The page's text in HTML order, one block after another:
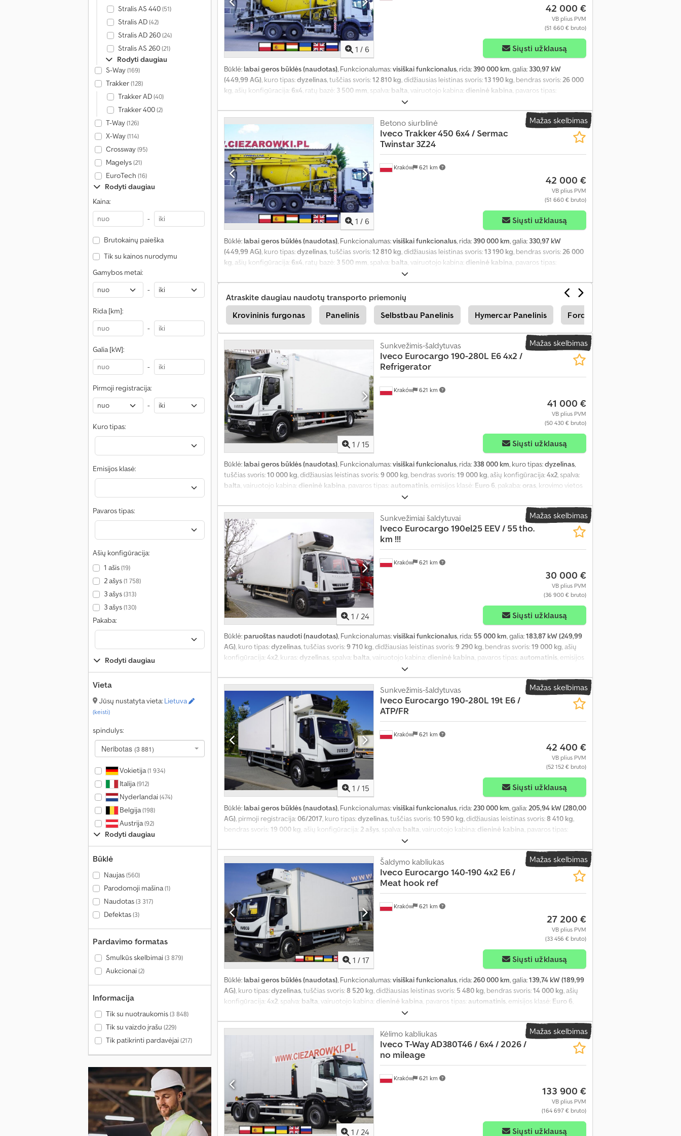
Stralis AS 440(51)
Stralis AD(42)
Stralis AD 260(24)
Stralis AS 260(21)
Rodyti daugiau
S-Way(169)
Trakker(128)
Trakker AD(40)
Trakker 400(2)
T-Way(126)
X-Way(114)
Crossway(95)
Magelys(21)
EuroTech (16)
Rodyti daugiau
Kaina:
-
Brutokainų paieška
Tik su kainos nurodymu
Gamybos metai:
-
Rida [km]:
-
Galia [kW]:
-
Pirmoji registracija:
-
Kuro tipas:
Emisijos klasė:
Pavaros tipas:
Ašių konfigūracija:
1 ašis(19)
2 ašys(1 758)
3 ašys(313)
3 ašys(130)
Pakaba:
Rodyti daugiau
Vieta
Jūsų nustatyta vieta: Lietuva
(keisti)
spindulys:
Neribotas (3 881)
Vokietija(1 934)
Italija(912)
Nyderlandai(474)
Belgija(198)
Austrija(92)
Rodyti daugiau
Būklė
Naujas(560)
Parodomoji mašina(1)
Naudotas(3 317)
Defektas(3)
Pardavimo formatas
Smulkūs skelbimai(3 879)
Aukcionai(2)
Informacija
Tik su nuotraukomis(3 848)
Tik su vaizdo įrašu (229)
Tik patikrinti pardavėjai(217)
1 / 6
42 000 €
VB plius PVM
(51 660 € bruto)
Siųsti užklausą
Būklė: labai geros būklės (naudotas), Funkcionalumas:visiškai funkcionalus, rida: 390 000 km, galia: 330,97 kW
(449,99 AG), kuro tipas:dyzelinas, tuščias svoris:12 810 kg, didžiausias leistinas svoris:13 190 kg, bendras svoris:26 000
kg, ašių konfigūracija: 6x4, ratų bazė: 3 500 mm, spalva: balta, vairuotojo kabina: dieninė kabina, pavaros tipas:
, Įranga:AdBlue, Tachografas, diferencialo užraktas, kruizo
kontrolė, oro kondicionavimas,
Mažas skelbimas
1 / 6
Kraków 621 km
Betono siurblinė
IvecoTrakker 450 6x4 / Sermac
Twinstar 3Z24
42 000 €
VB plius PVM
(51 660 € bruto)
Siųsti užklausą
Būklė: labai geros būklės (naudotas), Funkcionalumas:visiškai funkcionalus, rida: 390 000 km, galia: 330,97 kW
(449,99 AG), kuro tipas:dyzelinas, tuščias svoris:12 810 kg, didžiausias leistinas svoris:13 190 kg, bendras svoris:26 000
kg, ašių konfigūracija: 6x4, ratų bazė: 3 500 mm, spalva: balta, vairuotojo kabina: dieninė kabina, pavaros tipas:
, Įranga:AdBlue, Tachografas, diferencialo užraktas, kruizo
kontrolė, oro kondicionavimas,
Atraskite daugiau naudotų transporto priemonių
Krovininis furgonas
Panelinis Selbstbau Panelinis Hymercar Panelinis Ford Transit Connect
Renault D Sunkvežimiai
Mažas skelbimas
1 / 15
Kraków 621 km
Sunkvežimis-šaldytuvas
Iveco Eurocargo 190-280L E6 4x2 /
Refrigerator
41 000 €
VB plius PVM
(50 430 € bruto)
Siųsti užklausą
Būklė: labai geros būklės (naudotas), Funkcionalumas:visiškai funkcionalus, rida: 338 000 km, kuro tipas:dyzelinas,
tuščias svoris:10 000 kg, didžiausias leistinas svoris:9 000 kg, bendras svoris:19 000 kg, ašių konfigūracija:4x2, spalva:
balta, vairuotojo kabina: dieninė kabina, pavaros tipas: automatinis, emisijos klasė: Euro 6, pakaba: oras, krovimo vietos
, krovos erdvės aukštis:
kompiuteris, kruizo kontrolė, navigacijos sistema, oro kondicionavimas, visų varančiųjų ratų pavara,
Mažas skelbimas
1 / 24
Kraków 621 km
Sunkvežimiai šaldytuvai
Iveco Eurocargo 190el25 EEV / 55 tho.
km !!!
30 000 €
VB plius PVM
(36 900 € bruto)
Siųsti užklausą
Būklė: paruoštas naudoti (naudotas), Funkcionalumas:visiškai funkcionalus, rida: 55 000 km, galia:183,87 kW (249,99
AG), kuro tipas:dyzelinas, tuščias svoris:9 710 kg, didžiausias leistinas svoris:9 290 kg, bendras svoris:19 000 kg, ašių
konfigūracija:4x2, kuras: dyzelinas, spalva: balta, vairuotojo kabina: dieninė kabina, pavaros tipas: automatinis, emisijos
8 710 mm, krovinių skyriaus plotis:
2 400 mm, Gamybos metai:2013,
Mažas skelbimas
1 / 15
Kraków 621 km
Sunkvežimis-šaldytuvas
Iveco Eurocargo 190-280L 19t E6 /
ATP/FR
42 400 €
VB plius PVM
(52 152 € bruto)
Siųsti užklausą
Būklė: labai geros būklės (naudotas), Funkcionalumas:visiškai funkcionalus, rida:230 000 km, galia:205,94 kW (280,00
AG), pirmoji registracija:06/2017, kuro tipas:dyzelinas, tuščias svoris:10 590 kg, didžiausias leistinas svoris:8 410 kg,
bendras svoris:19 000 kg, ašių konfigūracija: 2 ašys, spalva: balta, vairuotojo kabina: dieninė kabina, pavaros tipas:
, krovimo vietos ilgis:
krovos erdvės aukštis:2 310 mm, Gamybos metai:2017, Įranga:aušinimo blokas, kruizo kontrolė, oro kondicionavimas,
Mažas skelbimas
1 / 17
Kraków 621 km
Šaldymo kabliukas
Iveco Eurocargo 140-190 4x2 E6 /
Meat hook ref
27 200 €
VB plius PVM
(33 456 € bruto)
Siųsti užklausą
Būklė: labai geros būklės (naudotas), Funkcionalumas:visiškai funkcionalus, rida:260 000 km, galia:139,74 kW (189,99
AG), kuro tipas:dyzelinas, tuščias svoris:8 520 kg, didžiausias leistinas svoris: 5 480 kg, bendras svoris:14 000 kg, ašių
konfigūracija:4x2, spalva: balta, vairuotojo kabina: dieninė kabina, pavaros tipas: automatinis, emisijos klasė: Euro 6,
, krovinių skyriaus plotis:
mm, Gamybos metai:2017, Įranga:Tachografas,
Mažas skelbimas
1 / 24
Kraków 621 km
Kėlimo kabliukas
IvecoT-Way AD380T46 / 6x4 / 2026 /
no mileage
133 900 €
VB plius PVM
(164 697 € bruto)
Siųsti užklausą